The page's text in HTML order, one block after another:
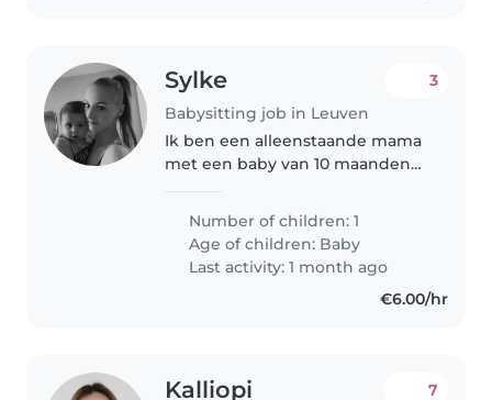
Sylke
Babysitting job in Leuven
3
Ik ben een alleenstaande mama
met een baby van 10 maanden
zelfstandig om zich bezig te
kunnen houden. In de nacht
word hij 1 keer wakker om een
Number of children: 1
Age of children: Baby
Last activity: 1 month ago
€6.00/hr
Kalliopi 7